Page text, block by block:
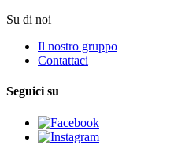
Su di noi
Il nostro gruppo
Contattaci
Seguici su